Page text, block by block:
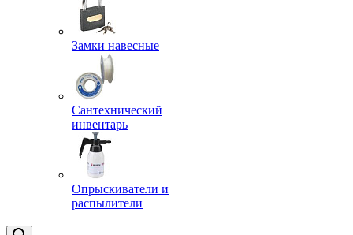
Замки навесные
Сантехнический
инвентарь
Опрыскиватели и
распылители